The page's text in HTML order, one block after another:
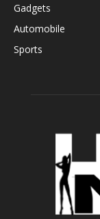
Gadgets
Automobile
Sports